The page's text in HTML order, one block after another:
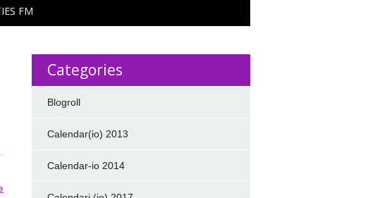
FM
Categories
Blogroll
Calendar(io) 2013
Calendar-io 2014